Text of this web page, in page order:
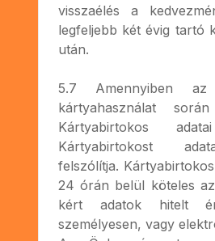
visszaélés a
legfeljebb két évig tartó
után.
5.7 Amennyiben az
kártyahasználat
Kártyabirtokos
Kártyabirtokost
felszólítja.
24 órán belül köteles
kért adatok hitelt
személyesen, vagy